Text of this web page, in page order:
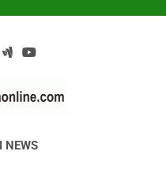
Online
Sampah Kawasan
NEWS